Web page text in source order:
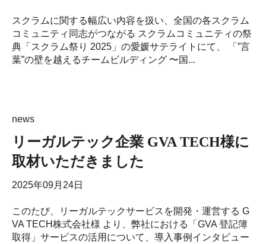
スクラムに関する幅広い内容を扱い、全国の各スクラム
コミュニティ同志がつながる スクラムコミュニティの祭
典「スクラム祭り 2025」の愛媛サテライトにて、 「”言
葉”の壁を越えるチームビルディング 〜国...
news
リーガルテック企業 GVA TECH様に
取材いただきました
2025年09月24日
このたび、リーガルテックサービスを開発・運営する G
VA TECH株式会社様 より、弊社における「GVA 登記簿
取得」サービスの活用について、導入事例インタビュー